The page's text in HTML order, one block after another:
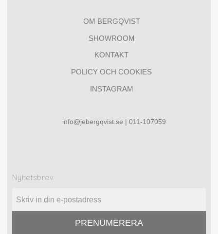
OM BERGQVIST
SHOWROOM
KONTAKT
POLICY OCH COOKIES
INSTAGRAM
info@jebergqvist.se | 011-107059
Nyhetsbrev
PRENUMERERA